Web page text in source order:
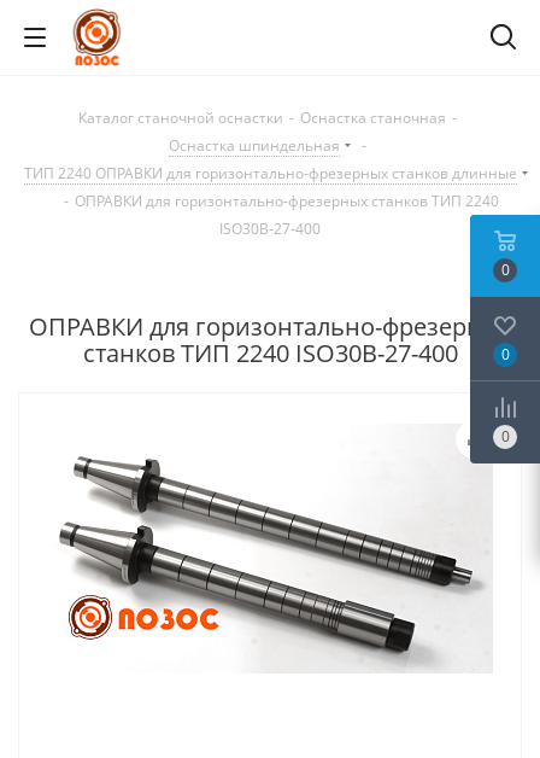
Каталог станочной оснастки - Оснастка станочная -
Оснастка шпиндельная
-
ТИП 2240 ОПРАВКИ для горизонтально-фрезерных станков длинные
- ОПРАВКИ для горизонтально-фрезерных станков ТИП 2240
ISO30B-27-400
ОПРАВКИ для горизонтально-фрезерных
станков ТИП 2240 ISO30B-27-400
0
0
0